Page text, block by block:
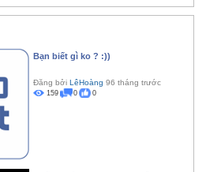
Bạn biết gì ko ? :))
Đăng bởi LêHoàng 96 tháng trước
159 0 0